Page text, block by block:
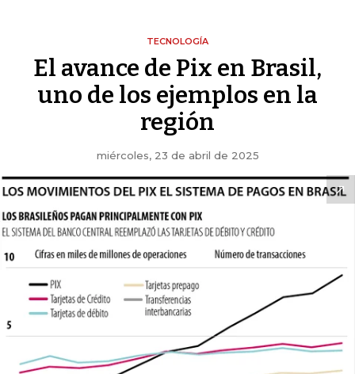
TECNOLOGÍA
El avance de Pix en Brasil,
uno de los ejemplos en la
región
miércoles, 23 de abril de 2025